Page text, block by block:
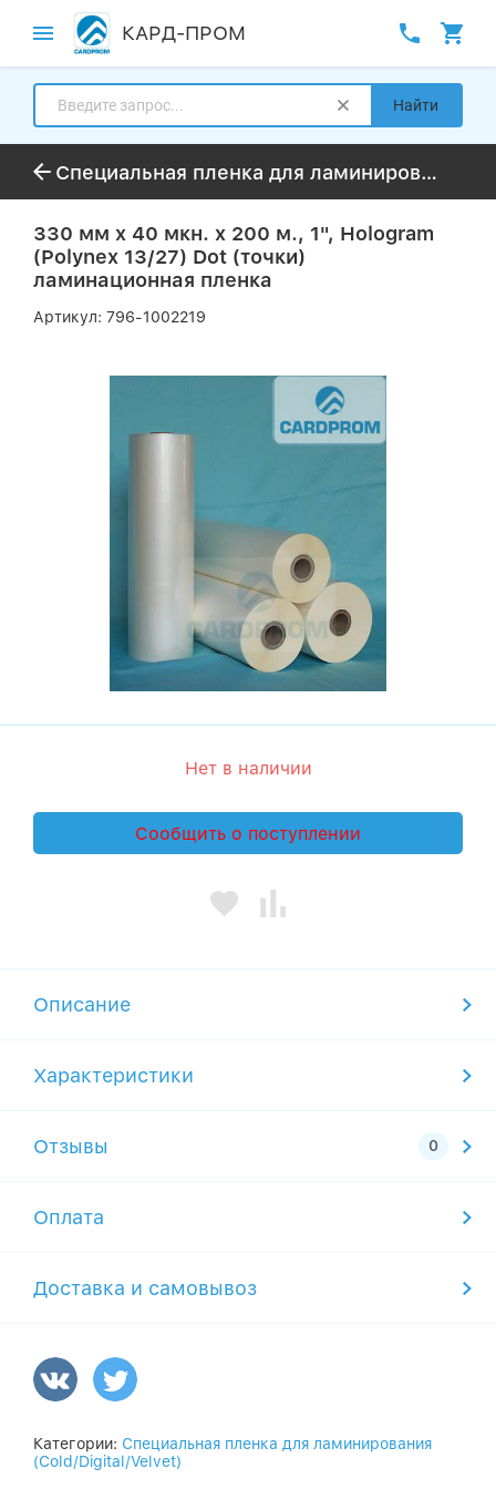
КАРД-ПРОМ
Найти
Специальная пленка для ламинирования (Cold/Digital/Velvet)
330 мм x 40 мкн. x 200 м., 1", Hologram
(Polynex 13/27) Dot (точки)
ламинационная пленка
Артикул: 796-1002219
Нет в наличии
Сообщить о поступлении
Описание
Характеристики
Отзывы
Оплата
Доставка и самовывоз
Категории: Специальная пленка для ламинирования
(Cold/Digital/Velvet)